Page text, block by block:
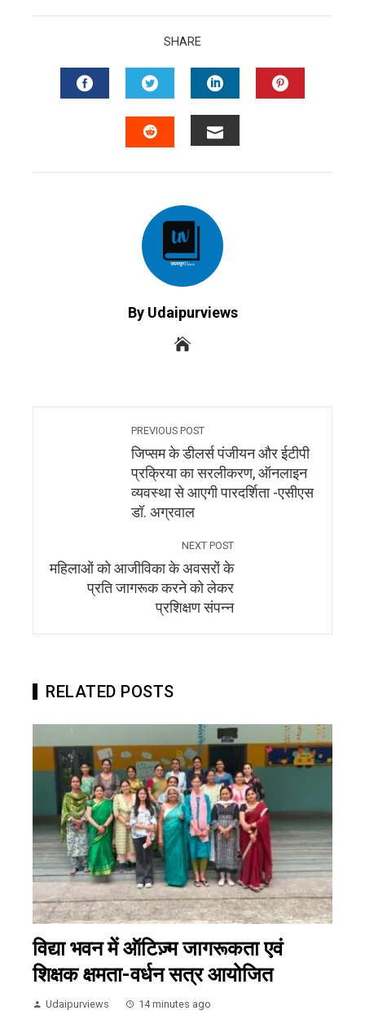
SHARE
FACEBOOKTWITTERLINKEDIN
By Udaipurviews
PREVIOUS POST
जिप्सम के डीलर्स पंजीयन और ईटीपी
प्रक्रिया का सरलीकरण, ऑनलाइन
व्यवस्था से आएगी पारदर्शिता -एसीएस
डॉ. अग्रवाल
NEXT POST
महिलाओं को आजीविका के अवसरों के
प्रति जागरूक करने को लेकर
प्रशिक्षण संपन्न
RELATED POSTS
विद्या भवन में ऑटिज़्म जागरूकता एवं
शिक्षक क्षमता-वर्धन सत्र आयोजित
Udaipurviews 14 minutes ago